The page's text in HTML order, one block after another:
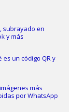
subrayado en
y más
es un código QR y
más
por WhatsApp